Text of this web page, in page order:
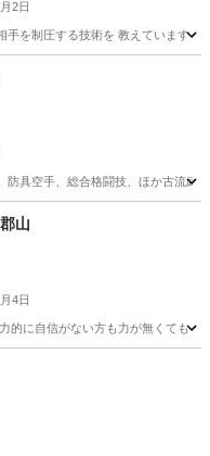
2日
を制圧する技術を 教えています
防具空手、総合格闘技、ほか古流
山
4日
的に自信がない方も力が無くても